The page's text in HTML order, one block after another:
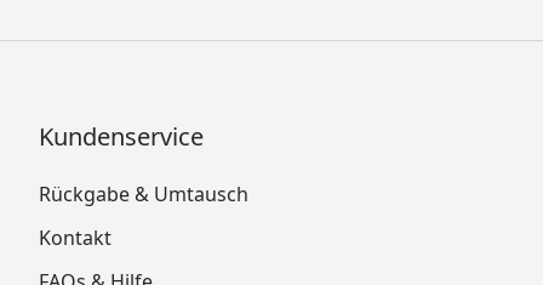
Kundenservice
Rückgabe & Umtausch
Kontakt